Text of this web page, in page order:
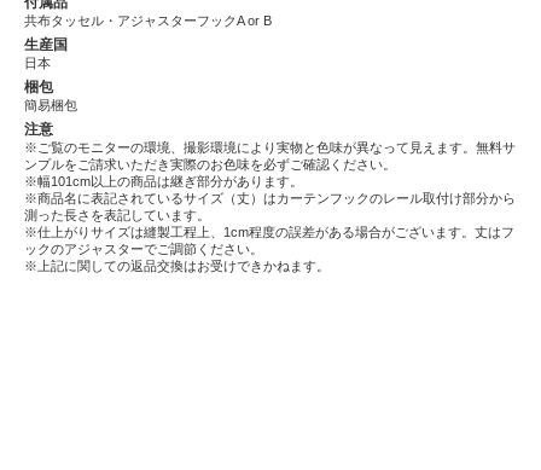
共布タッセル・アジャスターフックA or B
生産国
日本
梱包
簡易梱包
注意
※ご覧のモニターの環境、撮影環境により実物と色味が異なって見えます。無料サ
ンプルをご請求いただき実際のお色味を必ずご確認ください。
※幅101cm以上の商品は継ぎ部分があります。
※商品名に表記されているサイズ（丈）はカーテンフックのレール取付け部分から
測った長さを表記しています。
※仕上がりサイズは縫製工程上、1cm程度の誤差がある場合がございます。丈はフ
ックのアジャスターでご調節ください。
※上記に関しての返品交換はお受けできかねます。